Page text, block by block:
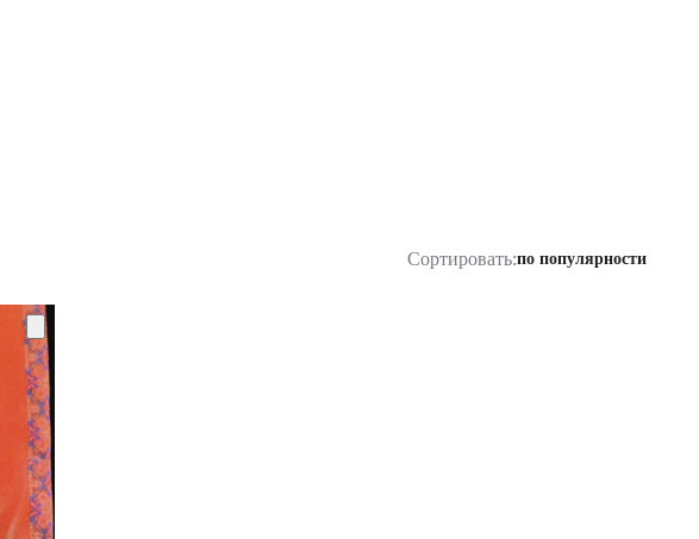
Сортировать:по популярности